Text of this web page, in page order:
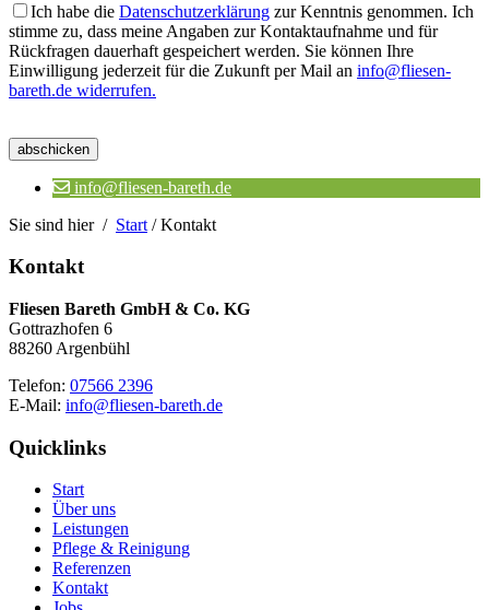
Ich habe die Datenschutzerklärung zur Kenntnis genommen. Ich
stimme zu, dass meine Angaben zur Kontaktaufnahme und für
Rückfragen dauerhaft gespeichert werden. Sie können Ihre
Einwilligung jederzeit für die Zukunft per Mail an info@fliesen-
bareth.de widerrufen.
lasse
Feld
info@fliesen-bareth.de
Sie sind hier / Start /Kontakt
Kontakt
Fliesen Bareth GmbH & Co. KG
Gottrazhofen 6
88260 Argenbühl
Telefon: 07566 2396
E-Mail: info@fliesen-bareth.de
Quicklinks
Start
Über uns
Leistungen
Pflege & Reinigung
Referenzen
Kontakt